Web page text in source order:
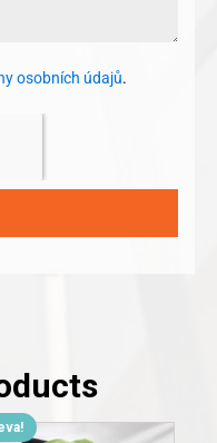
osobních údajů.